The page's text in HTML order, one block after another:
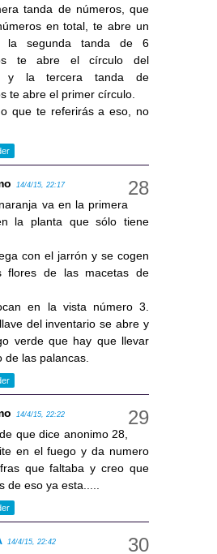
tanda de números, que
en total, te abre un
la segunda tanda de 6
te abre el círculo del
y la tercera tanda de
te abre el primer círculo.
que te referirás a eso, no
14/4/15, 22:17
va en la primera
la planta que sólo tiene
con el jarrón y se cogen
flores de las macetas de
en la vista número 3.
del inventario se abre y
verde que hay que llevar
de las palancas.
14/4/15, 22:22
que dice anonimo 28,
en el fuego y da numero
que faltaba y creo que
de eso ya esta.....
14/4/15, 22:42